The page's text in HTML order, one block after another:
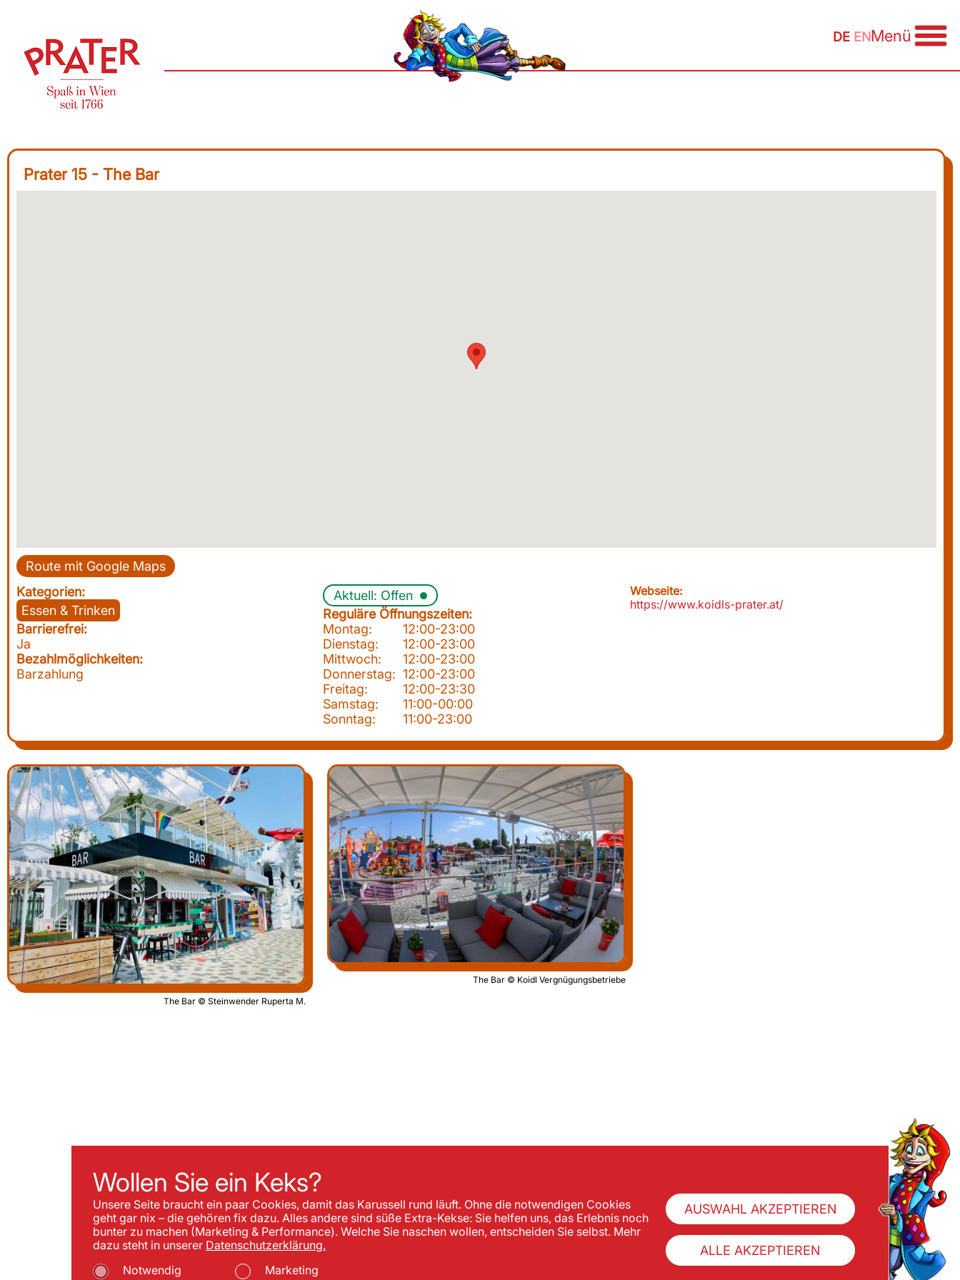
Wollen Sie ein Keks?
Unsere Seite braucht ein paar Cookies, damit das Karussell rund läuft. Ohne die notwendigen Cookies
geht gar nix – die gehören fix dazu. Alles andere sind süße Extra-Kekse: Sie helfen uns, das Erlebnis noch
bunter zu machen (Marketing & Performance). Welche Sie naschen wollen, entscheiden Sie selbst. Mehr
dazu steht in unserer Datenschutzerklärung.
Notwendig
Marketing
AUSWAHL AKZEPTIEREN
ALLE AKZEPTIEREN
DE ENMenü
Prater 15 - The Bar
Route mit Google Maps
Kategorien:
Essen & Trinken
Barrierefrei:
Ja
Bezahlmöglichkeiten:
Barzahlung
Aktuell: Offen
Reguläre Öffnungszeiten:
Montag:
12:00-23:00
Dienstag:
12:00-23:00
Mittwoch:
12:00-23:00
Donnerstag: 12:00-23:00
Freitag:
12:00-23:30
Samstag:
11:00-00:00
Sonntag:
11:00-23:00
Webseite:
https://www.koidls-prater.at/
The Bar © Steinwender Ruperta M.
The Bar © Koidl Vergnügungsbetriebe